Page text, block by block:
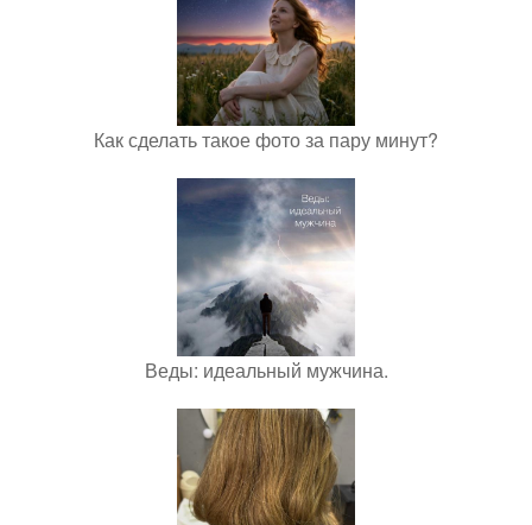
Как сделать такое фото за пару минут?
Веды: идеальный мужчина.